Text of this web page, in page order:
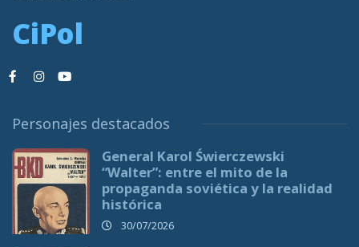
CiPol
Personajes destacados
General Karol Świerczewski
“Walter”: entre el mito de la
propaganda soviética y la realidad
histórica
30/07/2026